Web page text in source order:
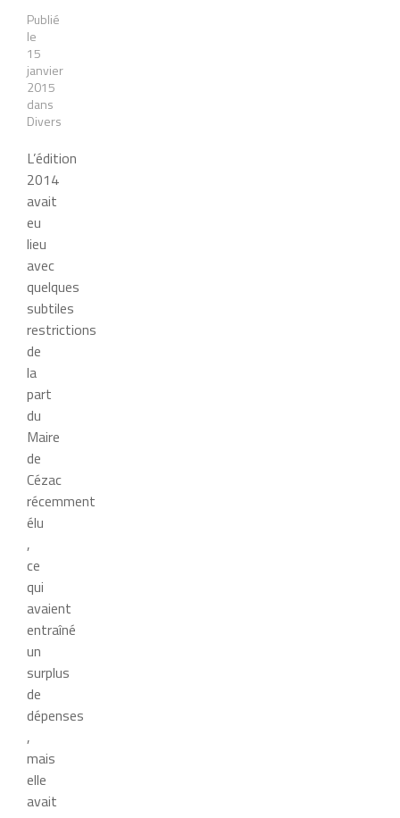
Publié
le
15
janvier
2015
dans
Divers
L’édition
2014
avait
eu
lieu
avec
quelques
subtiles
restrictions
de
la
part
du
Maire
de
Cézac
récemment
élu
,
ce
qui
avaient
entraîné
un
surplus
de
dépenses
,
mais
elle
avait